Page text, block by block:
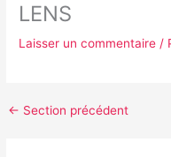
LENS
Laisser un commentaire /
← Section précédent